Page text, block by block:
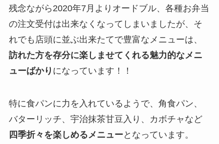
残念ながら2020年7月よりオードブル、各種お弁当
の注文受付は出来なくなってしまいましたが、そ
れでも店頭に並ぶ出来たてで豊富なメニューは、
訪れた方を存分に楽しませてくれる魅力的なメニ
ューばかり になっています！！
特に食パンに力を入れているようで、角食パン、
バターリッチ、宇治抹茶甘豆入り、カボチャなど
四季折々を楽しめるメニュー となっています。